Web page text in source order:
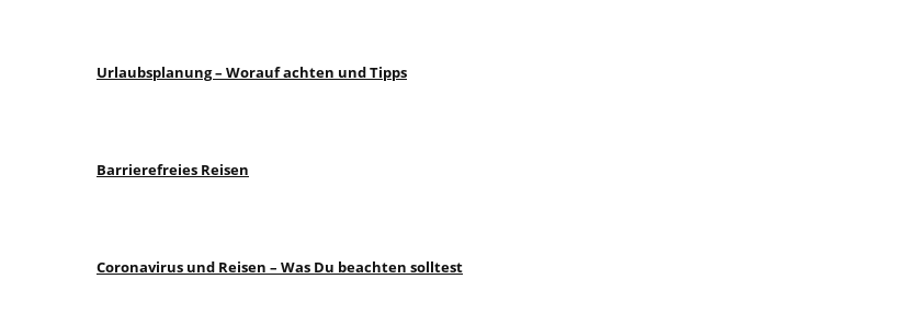
Urlaubsplanung – Worauf achten und Tipps
Barrierefreies Reisen
Coronavirus und Reisen – Was Du beachten solltest